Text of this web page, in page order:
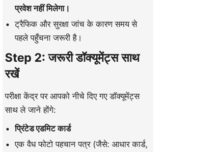
प्रवेश नहीं मिलेगा।
ट्रैफिक और सुरक्षा जांच के कारण समय से
पहले पहुँचना जरूरी है।
Step 2: जरूरी डॉक्यूमेंट्स साथ
रखें
परीक्षा केंद्र पर आपको नीचे दिए गए डॉक्यूमेंट्स
साथ ले जाने होंगे:
प्रिंटेड एडमिट कार्ड
एक वैध फोटो पहचान पत्र (जैसे: आधार कार्ड,